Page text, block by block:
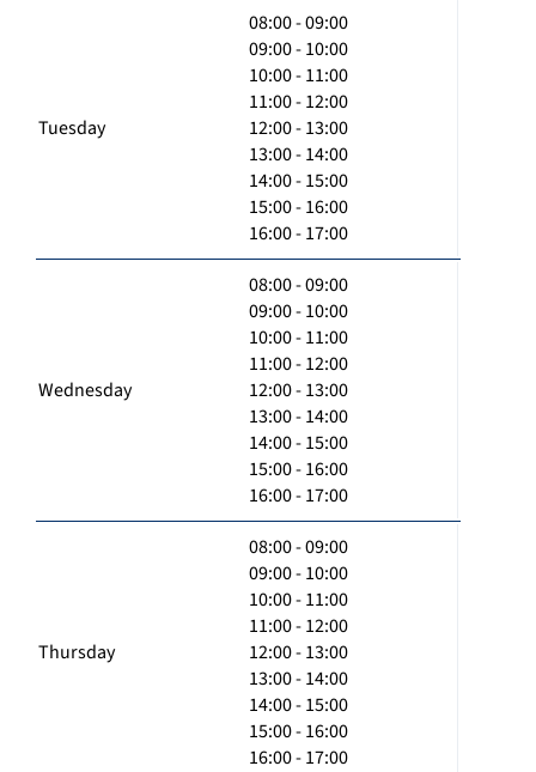
Tuesday
08:00 - 09:00
09:00 - 10:00
10:00 - 11:00
11:00 - 12:00
12:00 - 13:00
13:00 - 14:00
14:00 - 15:00
15:00 - 16:00
16:00 - 17:00
Wednesday
08:00 - 09:00
09:00 - 10:00
10:00 - 11:00
11:00 - 12:00
12:00 - 13:00
13:00 - 14:00
14:00 - 15:00
15:00 - 16:00
16:00 - 17:00
Thursday
08:00 - 09:00
09:00 - 10:00
10:00 - 11:00
11:00 - 12:00
12:00 - 13:00
13:00 - 14:00
14:00 - 15:00
15:00 - 16:00
16:00 - 17:00